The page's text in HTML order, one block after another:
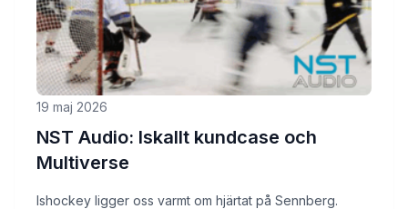
19 maj 2026
NST Audio: Iskallt kundcase och
Multiverse
Ishockey ligger oss varmt om hjärtat på Sennberg.